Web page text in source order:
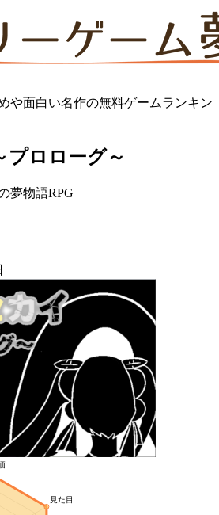
や面白い名作の無料ゲームランキン
プロローグ～
夢物語RPG